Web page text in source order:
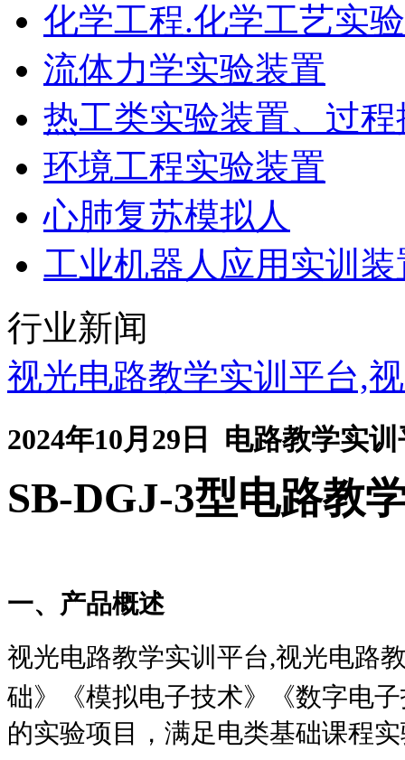
化学工程.化学工艺实
流体力学实验装置
热工类实验装置、过
环境工程实验装置
心肺复苏模拟人
工业机器人应用实训装
行业新闻
视光电路教学实训平台,
2024年10月29日 电路教学实
SB-DGJ-3型电路教
一、产品概述
视光电路教学实训平台,视光电路
础》《模拟电子技术》《数字电
的实验项目，满足电类基础课程